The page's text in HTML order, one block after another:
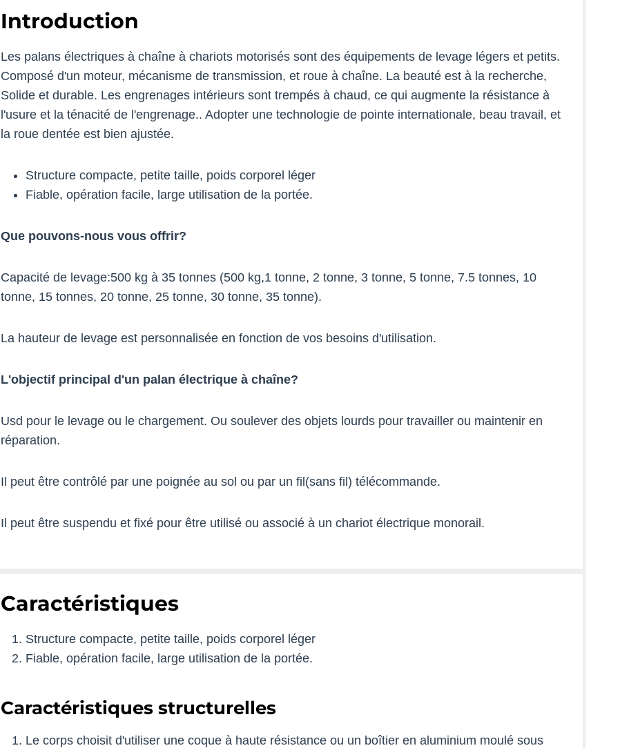
Introduction
Les palans électriques à chaîne à chariots motorisés sont des équipements de levage légers et petits.
Composé d'un moteur, mécanisme de transmission, et roue à chaîne. La beauté est à la recherche,
Solide et durable. Les engrenages intérieurs sont trempés à chaud, ce qui augmente la résistance à
l'usure et la ténacité de l'engrenage.. Adopter une technologie de pointe internationale, beau travail, et
la roue dentée est bien ajustée.
Structure compacte, petite taille, poids corporel léger
Fiable, opération facile, large utilisation de la portée.
Que pouvons-nous vous offrir?
Capacité de levage:500 kg à 35 tonnes (500 kg,1 tonne, 2 tonne, 3 tonne, 5 tonne, 7.5 tonnes, 10
tonne, 15 tonnes, 20 tonne, 25 tonne, 30 tonne, 35 tonne).
La hauteur de levage est personnalisée en fonction de vos besoins d'utilisation.
L'objectif principal d'un palan électrique à chaîne?
Usd pour le levage ou le chargement. Ou soulever des objets lourds pour travailler ou maintenir en
réparation.
Il peut être contrôlé par une poignée au sol ou par un fil(sans fil) télécommande.
Il peut être suspendu et fixé pour être utilisé ou associé à un chariot électrique monorail.
Caractéristiques
Structure compacte, petite taille, poids corporel léger
Fiable, opération facile, large utilisation de la portée.
Caractéristiques structurelles
Le corps choisit d'utiliser une coque à haute résistance ou un boîtier en aluminium moulé sous